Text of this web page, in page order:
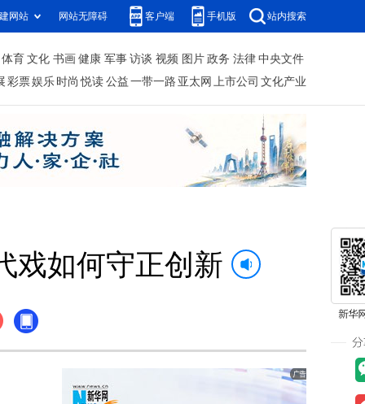
网站 网站无障碍 客户端 手机版 站内搜索
体育 文化 书画 健康 军事 访谈 视频 图片 政务 法律 中央文件
彩票娱乐 时尚 悦读 公益 一带一路 亚太网 上市公司 文化产业
戏如何守正创新